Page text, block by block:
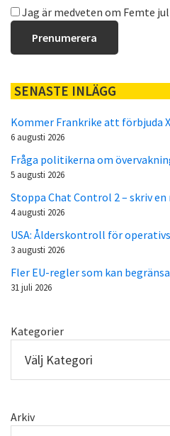
Jag är medveten om Femte
SENASTE INLÄGG
Kommer Frankrike att förbjuda
6 augusti 2026
Fråga politikerna om
5 augusti 2026
Stoppa Chat Control 2 – skriv en
4 augusti 2026
USA: Ålderskontroll för
3 augusti 2026
Fler EU-regler som kan
31 juli 2026
Kategorier
Arkiv